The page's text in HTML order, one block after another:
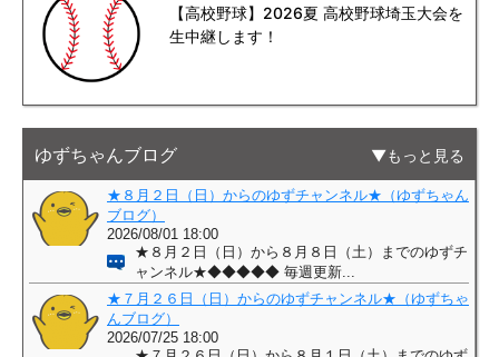
【高校野球】2026夏 高校野球埼玉大会を
生中継します！
ゆずちゃんブログ もっと見る